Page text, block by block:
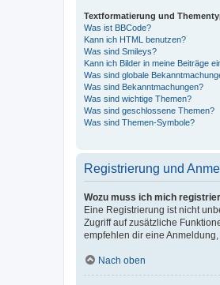
Textformatierung und
Was ist BBCode?
Kann ich HTML benutzen?
Was sind Smileys?
Kann ich Bilder in meine Beiträge
Was sind globale
Was sind Bekanntmachungen?
Was sind wichtige Themen?
Was sind geschlossene Themen?
Was sind Themen-Symbole?
Registrierung und
Wozu muss ich mich
Eine Registrierung ist nicht
Zugriff auf zusätzliche
empfehlen dir eine
Nach oben